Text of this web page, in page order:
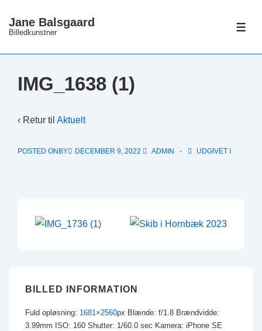
Hop
hovedindhold
Jane Balsgaard
Billedkunstner
IMG_1638 (1)
‹ Retur til Aktuelt
POSTED ONBY DECEMBER 9, 2022 ADMIN UDGIVET I
BILLED INFORMATION
Fuld opløsning: 1681×2560px Blænde: f/1.8 Brændvidde:
3.99mm ISO: 160 Shutter: 1/60.0 sec Kamera: iPhone SE